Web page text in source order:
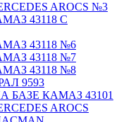
AROCS №3
43118 С
43118 №6
43118 №7
43118 №8
9593
КАМАЗ 43101
AROCS